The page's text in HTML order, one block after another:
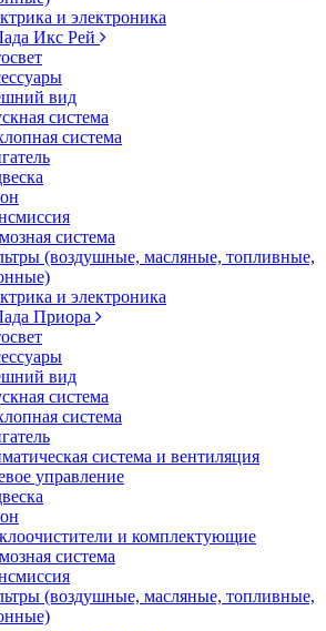
и электроника
Икс Рей
вид
система
система
система
(воздушные, масляные, топливные,
и электроника
Приора
вид
система
система
система и вентиляция
управление
и комплектующие
система
(воздушные, масляные, топливные,